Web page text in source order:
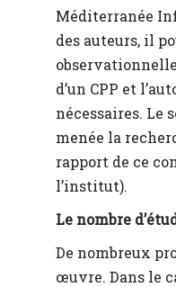
Méditerranée
des auteurs, il
d’un CPP et
nécessaires. Le
menée la
rapport de ce
l’institut).
Le nombre
De nombreux
œuvre. Dans le